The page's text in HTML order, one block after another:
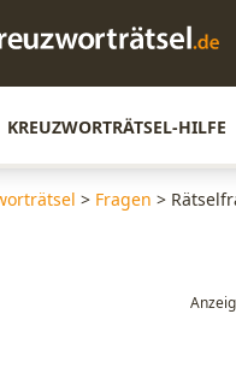
KREUZWORTRÄTSEL-HILFE
> Fragen >